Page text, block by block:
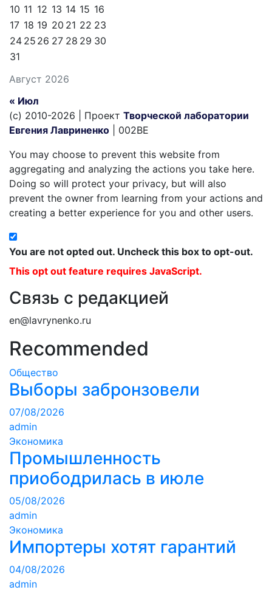
Август 2026
10 11 12 13 14 15 16
17 18 19 20 21 22 23
24 25 26 27 28 29 30
31
« Июл
(c) 2010-2026 | Проект Творческой лаборатории
Евгения Лавриненко | 002BE
You may choose to prevent this website from
aggregating and analyzing the actions you take here.
Doing so will protect your privacy, but will also
prevent the owner from learning from your actions and
creating a better experience for you and other users.
You are not opted out. Uncheck this box to opt-out.
This opt out feature requires JavaScript.
Связь с редакцией
en@lavrynenko.ru
Recommended
Общество
Выборы забронзовели
07/08/2026
admin
Экономика
Промышленность
приободрилась в июле
05/08/2026
admin
Экономика
Импортеры хотят гарантий
04/08/2026
admin